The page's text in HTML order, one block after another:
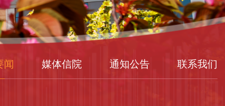
闻 媒体信院 通知公告 联系我们